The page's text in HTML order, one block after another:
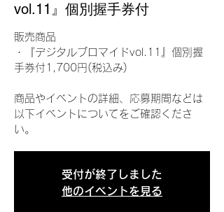
vol.11』個別握手券付
販売商品
・『デジタルブロマイドvol.11』個別握
手券付1,700円(税込み)
商品やイベントの詳細、応募期間などは
以下イベントについてをご確認くださ
い。
受付が終了しました
他のイベントを見る